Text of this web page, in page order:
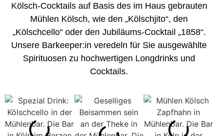
Kölsch-Cocktails auf Basis des im Haus gebrauten
Mühlen Kölsch, wie den „Kölschjito“, den
„Kölschcello“ oder den Jubiläums-Cocktail „1858“.
Unsere Barkeeper:in veredeln für Sie ausgewählte
Spirituosen zu hochwertigen Longdrinks und
Cocktails.